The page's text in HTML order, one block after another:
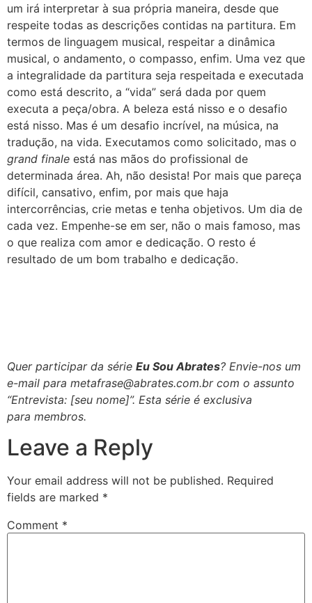
um irá interpretar à sua própria maneira, desde que
respeite todas as descrições contidas na partitura. Em
termos de linguagem musical, respeitar a dinâmica
musical, o andamento, o compasso, enfim. Uma vez que
a integralidade da partitura seja respeitada e executada
como está descrito, a “vida” será dada por quem
executa a peça/obra. A beleza está nisso e o desafio
está nisso. Mas é um desafio incrível, na música, na
tradução, na vida. Executamos como solicitado, mas o
grand finale está nas mãos do profissional de
determinada área. Ah, não desista! Por mais que pareça
difícil, cansativo, enfim, por mais que haja
intercorrências, crie metas e tenha objetivos. Um dia de
cada vez. Empenhe-se em ser, não o mais famoso, mas
o que realiza com amor e dedicação. O resto é
resultado de um bom trabalho e dedicação.
Quer participar da série Eu Sou Abrates? Envie-nos um
e-mail para metafrase@abrates.com.br com o assunto
“Entrevista: [seu nome]”. Esta série é exclusiva
para membros.
Leave a Reply
Your email address will not be published. Required
fields are marked *
Comment *